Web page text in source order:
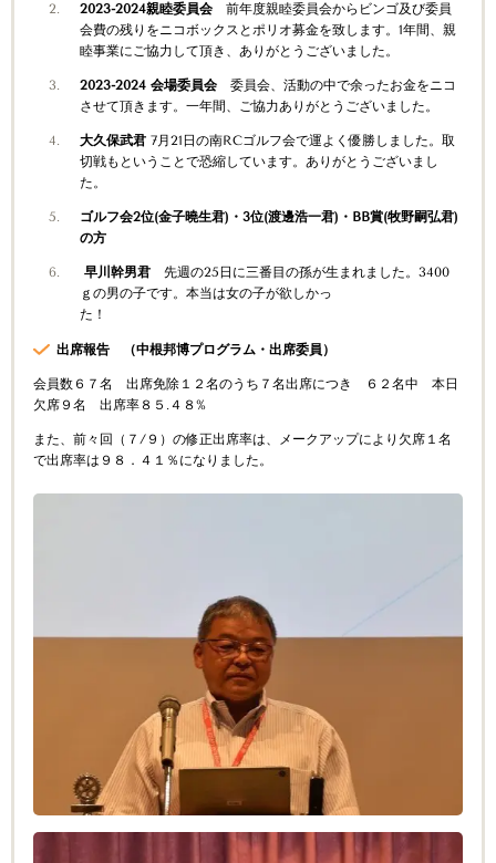
2023-2024親睦委員会前年度親睦委員会からビンゴ及び委員
会費の残りをニコボックスとポリオ募金を致します。1年間、親
睦事業にご協力して頂き、ありがとうございました。
2023-2024会場委員会 委員会、活動の中で余ったお金をニコ
させて頂きます。一年間、ご協力ありがとうございました。
大久保武君7月21 日の南RCゴルフ会で運よく優勝しました。取
切戦もということで恐縮しています。ありがとうございまし
た。
ゴルフ会2位(金子曉生君) ・3位(渡邊浩一君) ・ BB賞(牧野嗣弘君)
の方
早川幹男君先週の25 日に三番目の孫が生まれました。3400
ｇの男の子です。本当は女の子が欲しかっ
た！
出席報告 （中根邦博プログラム・出席委員）
会員数６７名 出席免除１２名のうち７名出席につき ６２名中 本日
欠席９名 出席率８５.４８%
また、前々回（７/９）の修正出席率は、メークアップにより欠席１名
で出席率は９８．４１％になりました。